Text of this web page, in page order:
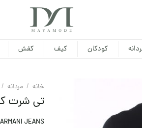
کودکان کیف کفش
خانه / مردانه /
تی شرت
ARMANI JEANS